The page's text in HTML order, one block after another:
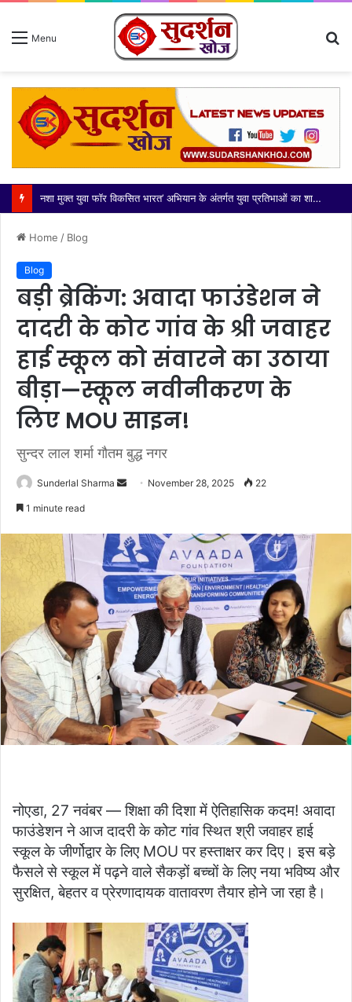
Menu
आज भारतीय किसान यूनियन मंच की कोर कमेटी ने दादरी तहसील के नवनियुक्त उपजिलाधिकारी (एसडीएम) श्री अभिनेंद्र सिंह जी का
Home / Blog
Blog
बड़ी ब्रेकिंग: अवादा फाउंडेशन ने
दादरी के कोट गांव के श्री जवाहर
हाई स्कूल को संवारने का उठाया
बीड़ा—स्कूल नवीनीकरण के
लिए MOU साइन!
सुन्दर लाल शर्मा गौतम बुद्ध नगर
Sunderlal Sharma
Send November 28, 2025 22
1 minute read
नोएडा, 27 नवंबर — शिक्षा की दिशा में ऐतिहासिक कदम! अवादा
फाउंडेशन ने आज दादरी के कोट गांव स्थित श्री जवाहर हाई
स्कूल के जीर्णोद्वार के लिए MOU पर हस्ताक्षर कर दिए। इस बड़े
फैसले से स्कूल में पढ़ने वाले सैकड़ों बच्चों के लिए नया भविष्य और
सुरक्षित, बेहतर व प्रेरणादायक वातावरण तैयार होने जा रहा है।